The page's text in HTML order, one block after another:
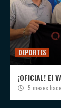
DEPORTES
¡OFICIAL! El
5 meses hace